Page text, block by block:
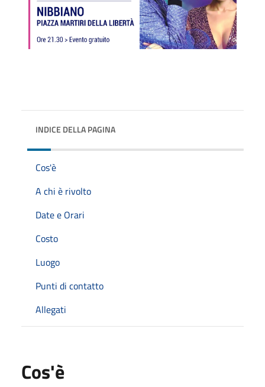
INDICE DELLA PAGINA
Cos'è
A chi è rivolto
Date e Orari
Costo
Luogo
Punti di contatto
Allegati
Cos'è